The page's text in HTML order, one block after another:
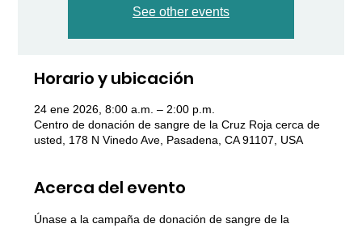
See other events
Horario y ubicación
24 ene 2026, 8:00 a.m. – 2:00 p.m.
Centro de donación de sangre de la Cruz Roja cerca de
usted, 178 N Vinedo Ave, Pasadena, CA 91107, USA
Acerca del evento
Únase a la campaña de donación de sangre de la